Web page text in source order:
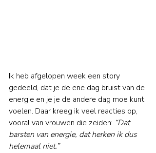
Ik heb afgelopen week een story
gedeeld, dat je de ene dag bruist van de
energie en je je de andere dag moe kunt
voelen. Daar kreeg ik veel reacties op,
vooral van vrouwen die zeiden: “Dat
barsten van energie, dat herken ik dus
helemaal niet.”